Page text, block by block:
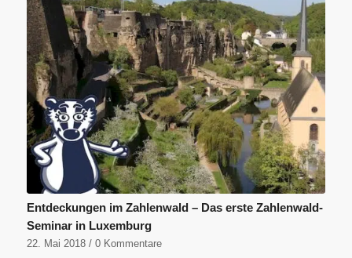
Entdeckungen im Zahlenwald – Das erste Zahlenwald-
Seminar in Luxemburg
22. Mai 2018 / 0 Kommentare